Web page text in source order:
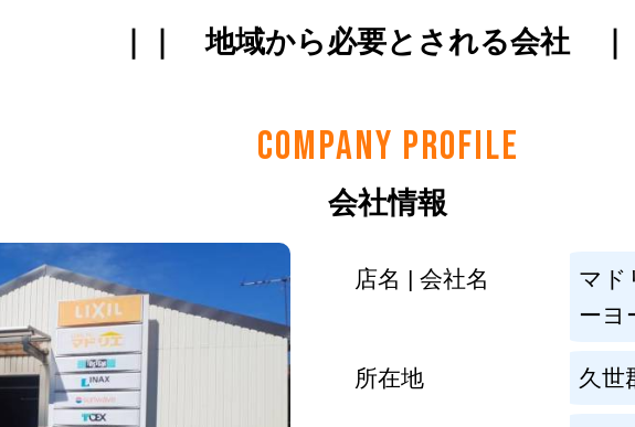
｜｜ 地域から必要とされる会社 ｜
COMPANY PROFILE
会社情報
店名 | 会社名
マド
ーヨ
所在地 久世